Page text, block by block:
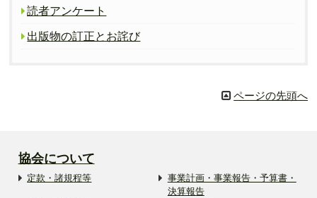
読者アンケート
出版物の訂正とお詫び
ページの先頭へ
協会について
定款・諸規程等
事業計画・事業報告・予算書・
決算報告